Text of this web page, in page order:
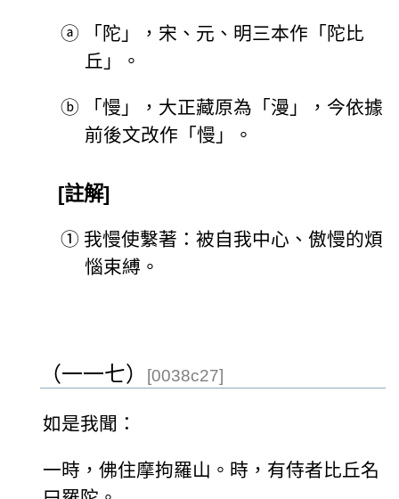
ⓐ
「陀」，宋、元、明三本作「陀比
丘」。
ⓑ
「慢」，大正藏原為「漫」，今依據
前後文改作「慢」。
[註解]
① 我慢使繫著：被自我中心、傲慢的煩
惱束縛。
（一一七） [0038c27]
如是我聞：
一時，佛住摩拘羅山。時，有侍者比丘名